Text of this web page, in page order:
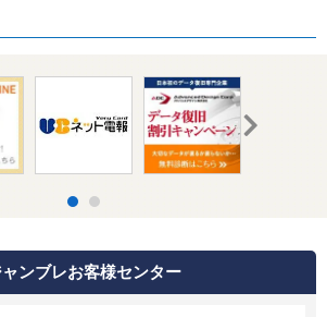
ャンブレお客様センター